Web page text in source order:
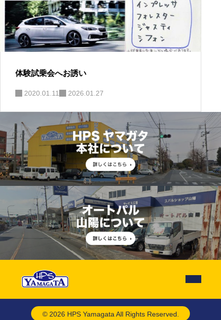
体験試乗会へお誘い
2020.01.11 2026.01.27
© 2026 HPS Yamagata All Rights Reserved.